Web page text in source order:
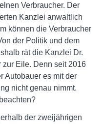
Verbraucher. Der
Kanzlei anwaltlich
können die Verbraucher
der Politik und dem
rät die Kanzlei Dr.
Eile. Denn seit 2016
Autobauer es mit der
nicht genau nimmt.
der zweijährigen